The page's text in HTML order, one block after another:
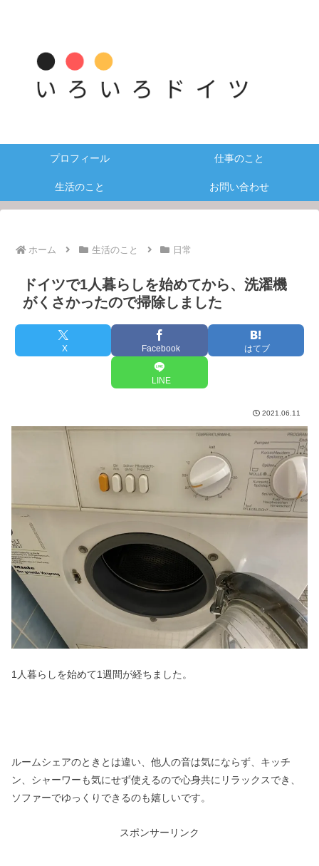
プロフィール 仕事のこと
生活のこと お問い合わせ
ホーム 生活のこと 日常
ドイツで1人暮らしを始めてから、洗濯機
がくさかったので掃除しました
X Facebook はてブ
LINE
2021.06.11
1人暮らしを始めて1週間が経ちました。
ルームシェアのときとは違い、他人の音は気にならず、キッチ
ン、シャーワーも気にせず使えるので心身共にリラックスでき、
ソファーでゆっくりできるのも嬉しいです。
スポンサーリンク